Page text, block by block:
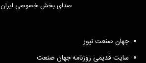
صدای بخش خصوصی ایران
جهان صنعت نیوز
سایت قدیمی روزنامه جهان صنعت